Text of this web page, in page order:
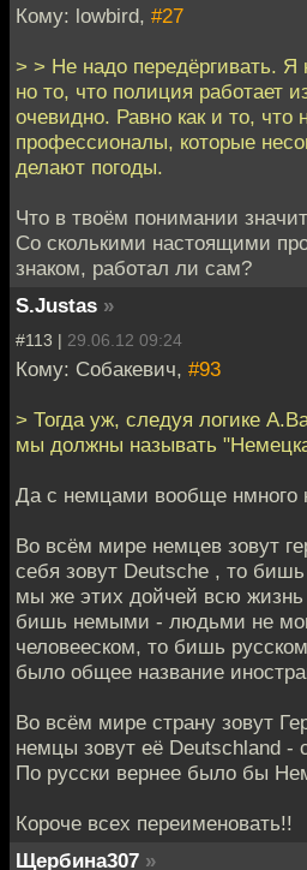
Кому: lowbird, #27
> > Не надо передёргивать. Я
но то, что полиция работает
очевидно. Равно как и то, что
профессионалы, которые
делают погоды.
Что в твоём понимании
Со сколькими настоящими
знаком, работал ли сам?
S.Justas »
#113 | 29.06.12 09:24
Кому: Собакевич, #93
> Тогда уж, следуя логике
мы должны называть
Да с немцами вообще нмного
Во всём мире немцев зовут
себя зовут Deutsche , то
мы же этих дойчей всю
бишь немыми - людьми не
человееском, то бишь
было общее название
Во всём мире страну зовут
немцы зовут её Deutschland -
По русски вернее было бы
Короче всех переименовать!!
Щербина307 »